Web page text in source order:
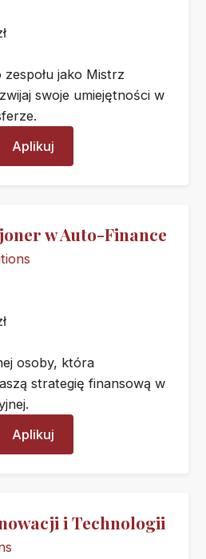
zespołu jako Mistrz
swoje umiejętności w
Aplikuj
w Auto-Finance
osoby, która
strategię finansową w
Aplikuj
i Technologii